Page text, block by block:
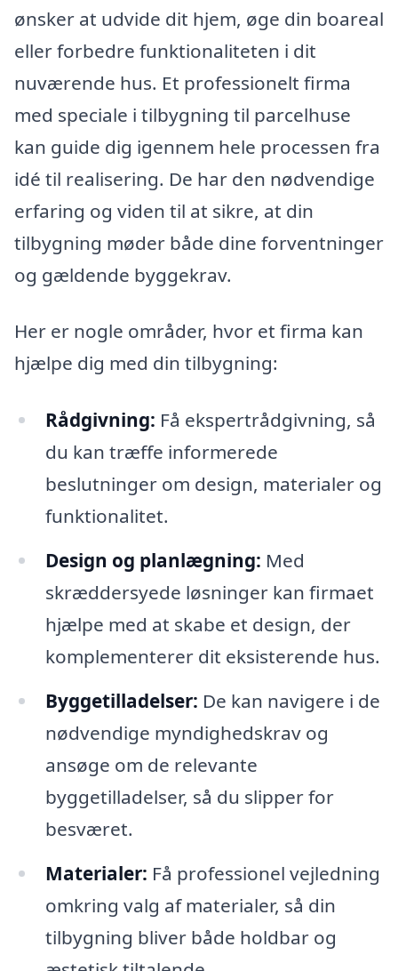
ønsker at udvide dit hjem, øge din boareal
eller forbedre funktionaliteten i dit
nuværende hus. Et professionelt firma
med speciale i tilbygning til parcelhuse
kan guide dig igennem hele processen fra
idé til realisering. De har den nødvendige
erfaring og viden til at sikre, at din
tilbygning møder både dine forventninger
og gældende byggekrav.
Her er nogle områder, hvor et firma kan
hjælpe dig med din tilbygning:
Rådgivning: Få ekspertrådgivning, så
du kan træffe informerede
beslutninger om design, materialer og
funktionalitet.
Design og planlægning: Med
skræddersyede løsninger kan firmaet
hjælpe med at skabe et design, der
komplementerer dit eksisterende hus.
Byggetilladelser: De kan navigere i de
nødvendige myndighedskrav og
ansøge om de relevante
byggetilladelser, så du slipper for
besværet.
Materialer: Få professionel vejledning
omkring valg af materialer, så din
tilbygning bliver både holdbar og